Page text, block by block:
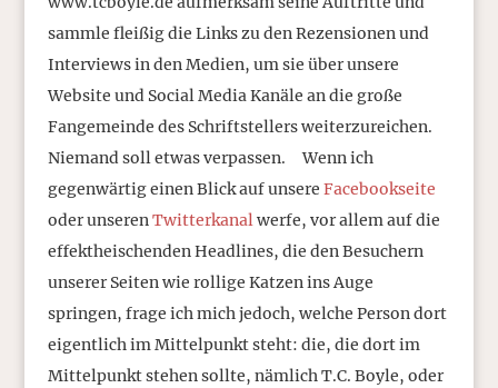
sammle fleißig die Links zu den Rezensionen und
Interviews in den Medien, um sie über unsere
Website und Social Media Kanäle an die große
Fangemeinde des Schriftstellers weiterzureichen.
Niemand soll etwas verpassen. Wenn ich
gegenwärtig einen Blick auf unsere Facebookseite
oder unserenTwitterkanalwerfe, vor allem auf die
effektheischenden Headlines, die den Besuchern
unserer Seiten wie rollige Katzen ins Auge
springen, frage ich mich jedoch, welche Person dort
eigentlich im Mittelpunkt steht: die, die dort im
Mittelpunkt stehen sollte, nämlich T.C. Boyle, oder